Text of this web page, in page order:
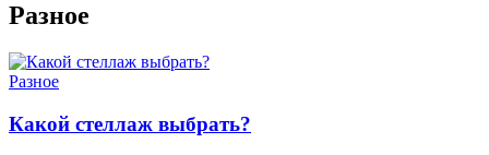
Разное
Разное
Какой стеллаж выбрать?